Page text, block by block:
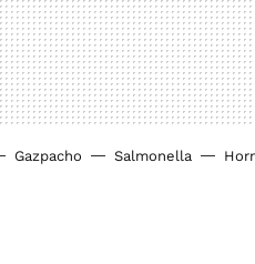
Gazpacho Salmonella